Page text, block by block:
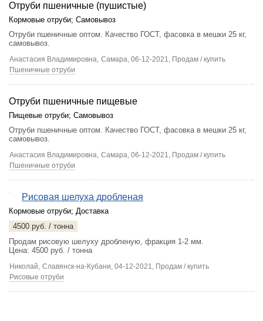
Отруби пшеничные (пушистые)
Кормовые отруби; Самовывоз
Отруби пшеничные оптом. Качество ГОСТ, фасовка в мешки 25 кг,
самовывоз.
Анастасия Владимировна, Самара, 06-12-2021, Продам / купить
Пшеничные отруби
Отруби пшеничные пищевые
Пищевые отруби; Самовывоз
Отруби пшеничные оптом. Качество ГОСТ, фасовка в мешки 25 кг,
самовывоз.
Анастасия Владимировна, Самара, 06-12-2021, Продам / купить
Пшеничные отруби
Рисовая шелуха дробленая
Кормовые отруби; Доставка
4500 руб. / тонна
Продам рисовую шелуху дробленую, фракция 1-2 мм.
Цена: 4500 руб. / тонна
Николай, Славянск-на-Кубани, 04-12-2021, Продам / купить
Рисовые отруби